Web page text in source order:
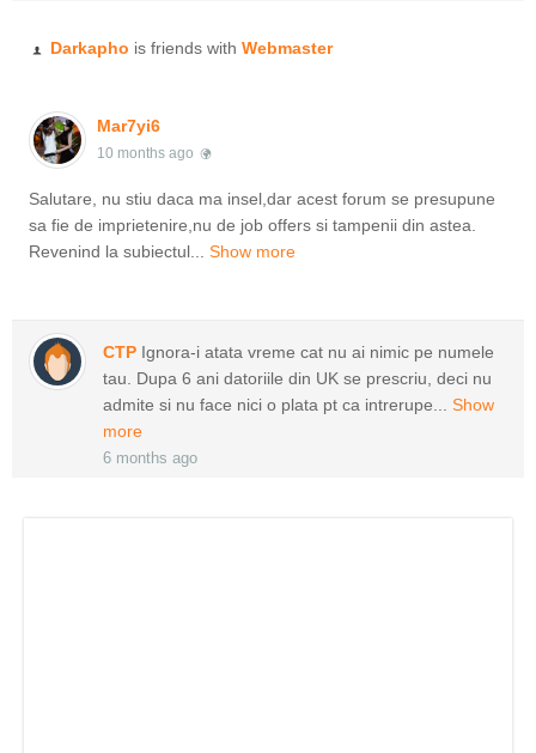
Darkapho is friends with Webmaster
Mar7yi6
10 months ago
Salutare, nu stiu daca ma insel,dar acest forum se presupune
sa fie de imprietenire,nu de job offers si tampenii din astea.
Revenind la subiectul... Show more
CTP Ignora-i atata vreme cat nu ai nimic pe numele
tau. Dupa 6 ani datoriile din UK se prescriu, deci nu
admite si nu face nici o plata pt ca intrerupe... Show
more
6 months ago